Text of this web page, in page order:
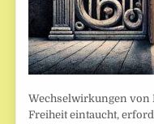
Wechselwirkungen
Freiheit eintaucht,